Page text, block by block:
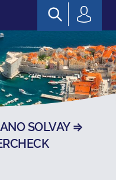
SOLVAY ⇒